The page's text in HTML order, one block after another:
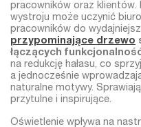
pracowników oraz
wystroju może uczynić
pracowników do
przypominające drzewo
łączących
na redukcję hałasu, co
a jednocześnie
naturalne motywy.
przytulne i inspirujące.
Oświetlenie wpływa na